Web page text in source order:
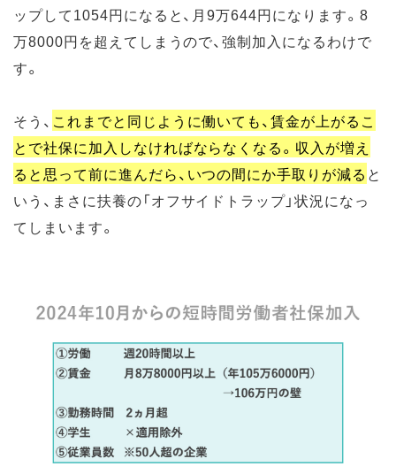
ップして1054円になると、月9万644円になります。8
万8000円を超えてしまうので、強制加入になるわけで
す。
そう、 これまでと同じように働いても、賃金が上がるこ
とで社保に加入しなければならなくなる。収入が増え
ると思って前に進んだら、いつの間にか手取りが減る と
いう、まさに扶養の「オフサイドトラップ」状況になっ
てしまいます。